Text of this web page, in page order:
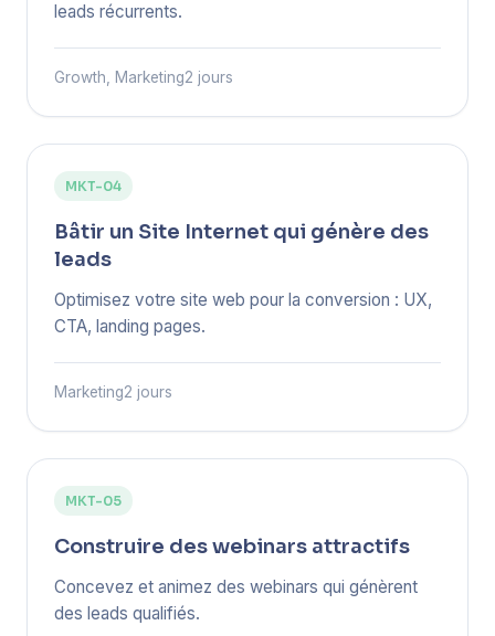
leads récurrents.
Growth, Marketing2 jours
MKT-04
Bâtir un Site Internet qui génère des
leads
Optimisez votre site web pour la conversion : UX,
CTA, landing pages.
Marketing2 jours
MKT-05
Construire des webinars attractifs
Concevez et animez des webinars qui génèrent
des leads qualifiés.